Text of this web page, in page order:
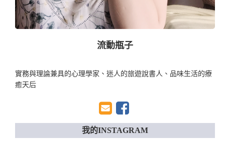
流動瓶子
實務與理論兼具的心理學家、迷人的旅遊說書人、品味生活的療
癒天后
我的INSTAGRAM